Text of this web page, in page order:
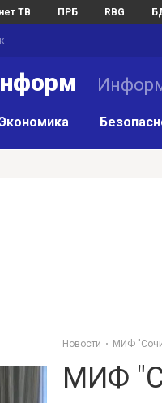
ТВ ПРБ RBG
Новости МИФ
МИФ